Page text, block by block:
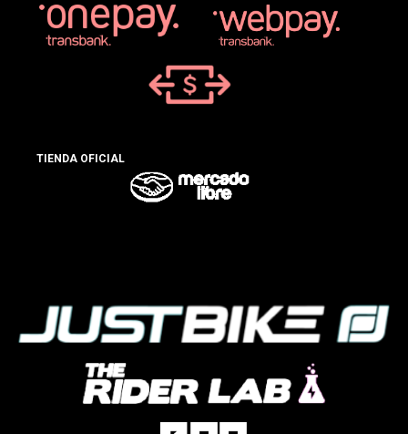
TIENDA OFICIAL